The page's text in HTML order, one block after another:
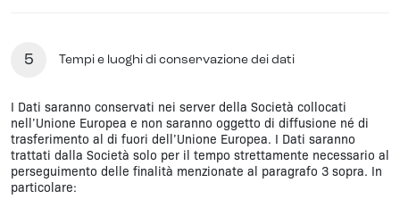
5 Tempi e luoghi di conservazione dei dati
I Dati saranno conservati nei server della Società collocati
nell’Unione Europea e non saranno oggetto di diffusione né di
trasferimento al di fuori dell’Unione Europea. I Dati saranno
trattati dalla Società solo per il tempo strettamente necessario al
perseguimento delle finalità menzionate al paragrafo 3 sopra. In
particolare: